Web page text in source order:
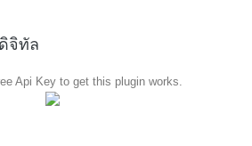
จิทัล
Api Key to get this plugin works.